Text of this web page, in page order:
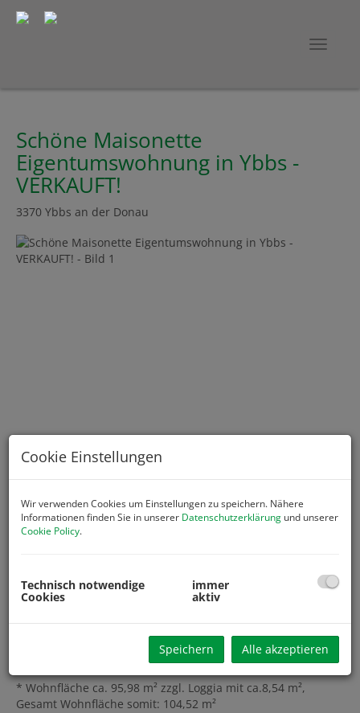
Schöne Maisonette
Eigentumswohnung in Ybbs -
VERKAUFT!
3370 Ybbs an der Donau
Beschreibung
* Maisonettewohnung in schöner ruhiger Aussichtslage
* Wohnfläche ca. 95,98 m² zzgl. Loggia mit ca.8,54 m²,
Gesamt Wohnfläche somit: 104,52 m²
Cookie Einstellungen
Wir verwenden Cookies um Einstellungen zu speichern. Nähere
Informationen finden Sie in unserer Datenschutzerklärung und unserer
Cookie Policy.
Technisch notwendige
Cookies
immer
aktiv
Speichern Alle akzeptieren